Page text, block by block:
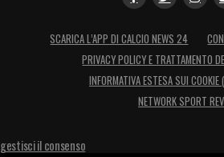
SCARICA L’APP DI CALCIO NEWS 24
PRIVACY POLICY E TRATTAMENTO
INFORMATIVA ESTESA SUI COOKIE
NETWORK SPORT
gestisci il consenso